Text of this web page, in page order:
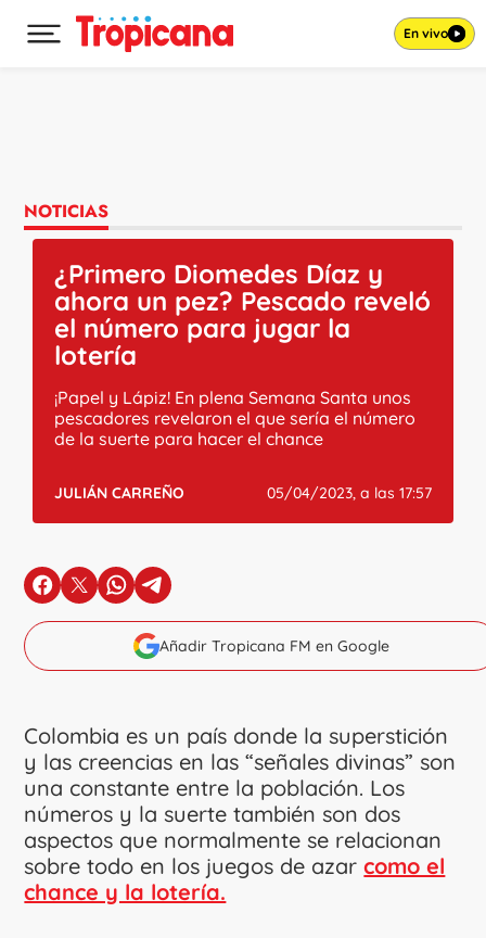
Desplegar menú principal En vivo
NOTICIAS
¿Primero Diomedes Díaz y
ahora un pez? Pescado reveló
el número para jugar la
lotería
¡Papel y Lápiz! En plena Semana Santa unos
pescadores revelaron el que sería el número
de la suerte para hacer el chance
JULIÁN CARREÑO 05/04/2023, a las 17:57
en Facebook
en Xen Whatsapp
en Telegram
Añadir Tropicana FM en Google
Colombia es un país donde la superstición
y las creencias en las “señales divinas” son
una constante entre la población. Los
números y la suerte también son dos
aspectos que normalmente se relacionan
sobre todo en los juegos de azarcomo el
chance y la lotería.